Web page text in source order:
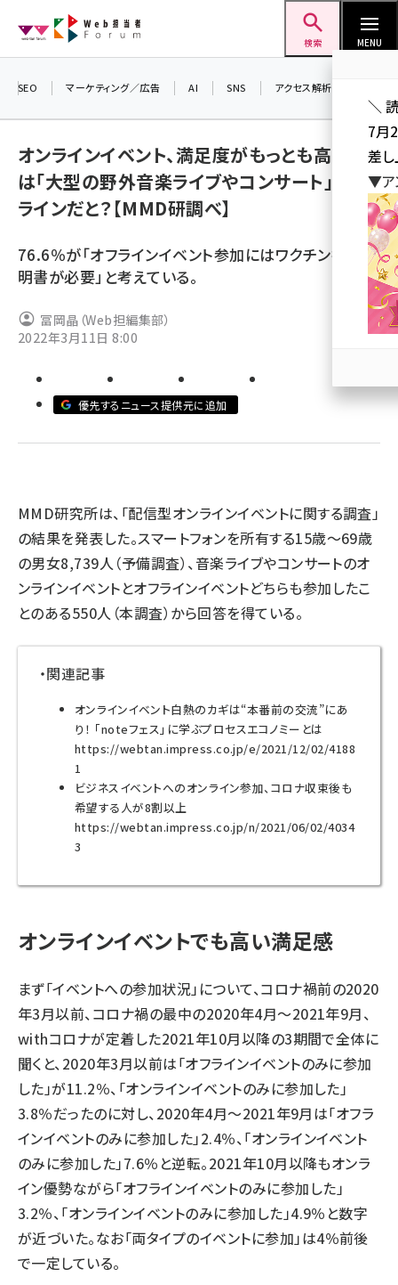
ン
検索 MENU
seo (3523)
youtube (2429)
セミナー (2303)
meo (1275)
SEO マーケティング／広告 AI SNS アクセス解析／データ分析
オンラインイベント、満足度がもっとも高いの
は「大型の野外音楽ライブやコンサート」。オフ
ラインだと？【MMD研調べ】
76.6％が「オフラインイベント参加にはワクチン接種証
明書が必要」と考えている。
冨岡晶（Web担編集部）
2022年3月11日 8:00
優先するニュース提供元に追加
MMD研究所は、「配信型オンラインイベントに関する調査」
の結果を発表した。スマートフォンを所有する15歳～69歳
の男女8,739人（予備調査）、音楽ライブやコンサートのオ
ンラインイベントとオフラインイベントどちらも参加したこ
とのある550人（本調査）から回答を得ている。
・関連記事
オンラインイベント白熱のカギは“本番前の交流”にあ
り！ 「noteフェス」に学ぶプロセスエコノミーとは
https://webtan.impress.co.jp/e/2021/12/02/4188
1
ビジネスイベントへのオンライン参加、コロナ収束後も
希望する人が8割以上
https://webtan.impress.co.jp/n/2021/06/02/4034
3
オンラインイベントでも高い満足感
まず「イベントへの参加状況」について、コロナ禍前の2020
年3月以前、コロナ禍の最中の2020年4月～2021年9月、
withコロナが定着した2021年10月以降の3期間で全体に
聞くと、2020年3月以前は「オフラインイベントのみに参加
した」が11.2％、「オンラインイベントのみに参加した」
3.8％だったのに対し、2020年4月～2021年9月は「オフラ
インイベントのみに参加した」2.4％、「オンラインイベント
のみに参加した」7.6％と逆転。2021年10月以降もオンラ
イン優勢ながら「オフラインイベントのみに参加した」
3.2％、「オンラインイベントのみに参加した」4.9％と数字
が近づいた。なお「両タイプのイベントに参加」は4％前後
で一定している。
＼
7月
差し
▼ア